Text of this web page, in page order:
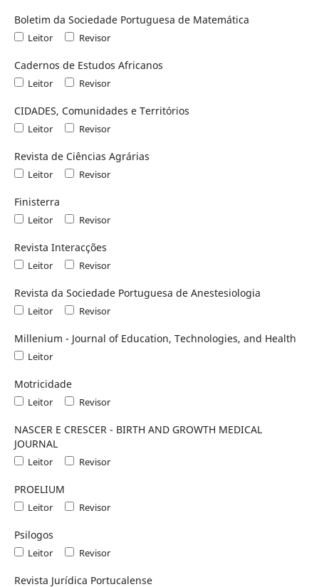
Boletim da Sociedade Portuguesa de Matemática
Leitor Revisor
Cadernos de Estudos Africanos
Leitor Revisor
CIDADES, Comunidades e Territórios
Leitor Revisor
Revista de Ciências Agrárias
Leitor Revisor
Finisterra
Leitor Revisor
Revista Interacções
Leitor Revisor
Revista da Sociedade Portuguesa de Anestesiologia
Leitor Revisor
Millenium - Journal of Education, Technologies, and Health
Leitor
Motricidade
Leitor Revisor
NASCER E CRESCER - BIRTH AND GROWTH MEDICAL
JOURNAL
Leitor Revisor
PROELIUM
Leitor Revisor
Psilogos
Leitor Revisor
Revista Jurídica Portucalense